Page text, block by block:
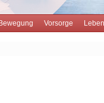
Vorsorge